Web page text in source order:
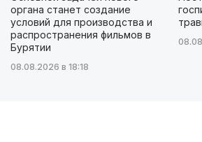
органа станет создание
условий для производства и
распространения фильмов в
Бурятии
08.08.2026 в 18:18